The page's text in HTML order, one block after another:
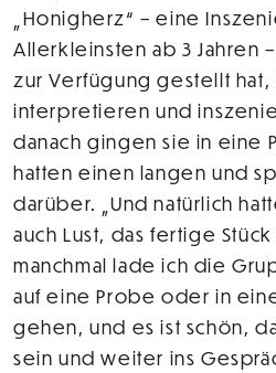
„Honigherz“ – eine
Allerkleinsten ab 3 Jahren
zur Verfügung gestellt hat,
interpretieren und
danach gingen sie in eine
hatten einen langen und
darüber. „Und natürlich
auch Lust, das fertige
manchmal lade ich die
auf eine Probe oder in
gehen, und es ist schön,
sein und weiter ins